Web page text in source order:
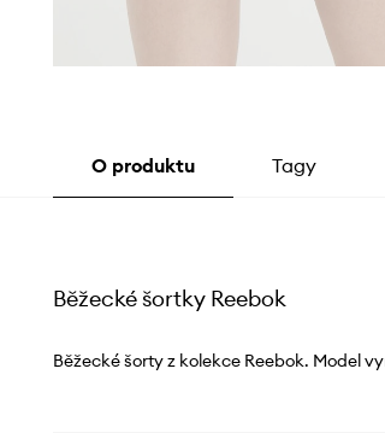
O produktu Tagy
Běžecké šortky Reebok
Běžecké šorty z kolekce Reebok. Model